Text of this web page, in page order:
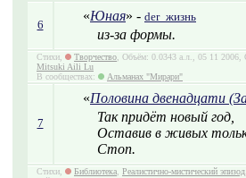
6
«Юная» - der_жизнь
из-за формы.
Стихи, Творчество , Объём: 0.0343 а.л., 05 11
Mitsuki Aili Lu
В сообществах:
Альманах "Мирари"
7
«Половина двенадцати
Так придёт новый год,
Оставив в живых
Стоп.
Стихи, Библиотека Реалистично-мистический эпизод